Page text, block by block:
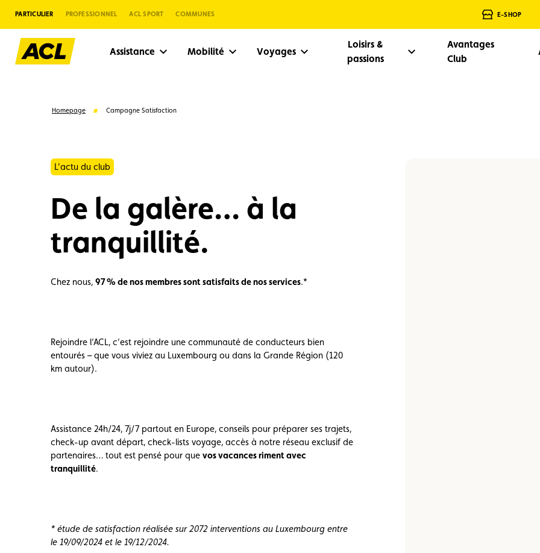
PARTICULIER PROFESSIONNEL ACL SPORT COMMUNES E-SHOP
Assistance Mobilité Voyages
Loisirs &
passions
Avantages
Club
Suggestions
Carte membre Avantages Contrat de vente
Homepage Campagne Satisfaction
L'actu du club
De la galère… à la
tranquillité.
Chez nous, 97 % de nos membres sont satisfaits de nos services.*
Rejoindre l’ACL, c’est rejoindre une communauté de conducteurs bien
entourés – que vous viviez au Luxembourg ou dans la Grande Région (120
km autour).
Assistance 24h/24, 7j/7 partout en Europe, conseils pour préparer ses trajets,
check-up avant départ, check-lists voyage, accès à notre réseau exclusif de
partenaires… tout est pensé pour que vos vacances riment avec
tranquillité.
* étude de satisfaction réalisée sur 2072 interventions au Luxembourg entre
le 19/09/2024 et le 19/12/2024.